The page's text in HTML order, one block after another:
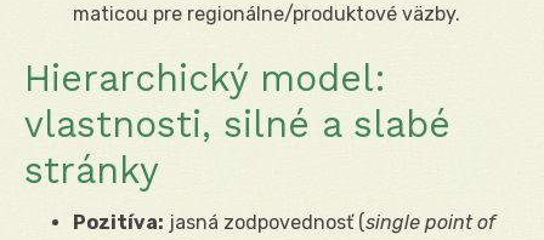
maticou pre regionálne/produktové väzby.
Hierarchický model:
vlastnosti, silné a slabé
stránky
Pozitíva: jasná zodpovednosť (single point of